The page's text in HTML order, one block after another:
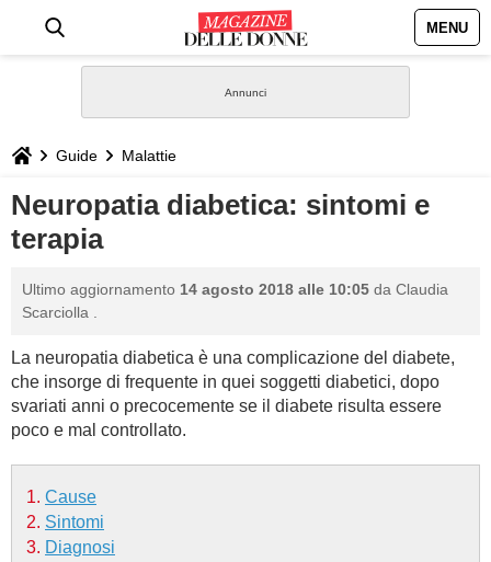
MENU
STILE
BIOGRAFIE
DEFINIZIONI
GASTRONOMIA
BAMBINO
Guide Malattie
Neuropatia diabetica: sintomi e
terapia
Ultimo aggiornamento 14 agosto 2018 alle 10:05 da Claudia
Scarciolla
La neuropatia diabetica è una complicazione del diabete,
che insorge di frequente in quei soggetti diabetici, dopo
svariati anni o precocemente se il diabete risulta essere
poco e mal controllato.
Cause
Sintomi
Diagnosi